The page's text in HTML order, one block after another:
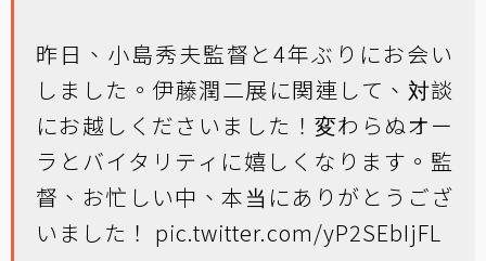
昨日、小島秀夫監督と4年ぶりにお会い
しました。伊藤潤二展に関連して、対談
にお越しくださいました！変わらぬオー
ラとバイタリティに嬉しくなります。監
督、お忙しい中、本当にありがとうござ
いました！ pic.twitter.com/yP2SEbIjFL